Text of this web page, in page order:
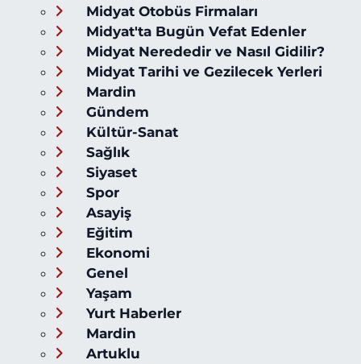
Midyat Otobüs Firmaları
Midyat'ta Bugün Vefat Edenler
Midyat Nerededir ve Nasıl Gidilir?
Midyat Tarihi ve Gezilecek Yerleri
Mardin
Gündem
Kültür-Sanat
Sağlık
Siyaset
Spor
Asayiş
Eğitim
Ekonomi
Genel
Yaşam
Yurt Haberler
Mardin
Artuklu